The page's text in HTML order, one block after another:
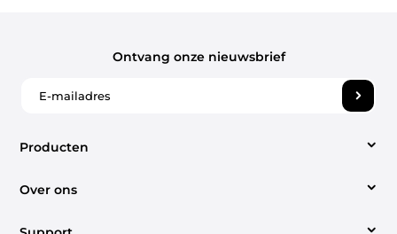
Producten
Over ons
Ontvang onze nieuwsbrief